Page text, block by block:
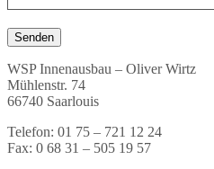
WSP Innenausbau – Oliver Wirtz
Mühlenstr. 74
66740 Saarlouis
Telefon: 01 75 – 721 12 24
Fax: 0 68 31 – 505 19 57